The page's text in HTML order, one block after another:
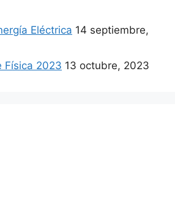
Eléctrica 14 septiembre,
Física 2023 13 octubre, 2023